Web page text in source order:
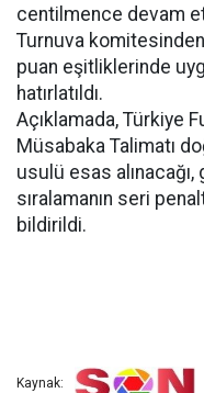
centilmence devam
Turnuva komitesinden
puan eşitliklerinde
hatırlatıldı.
Açıklamada, Türkiye
Müsabaka Talimatı
usulü esas
sıralamanın seri
bildirildi.
Kaynak: